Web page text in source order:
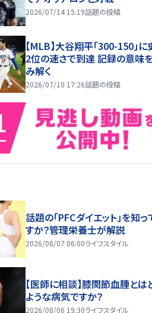
2026/07/14 15:19話題の投稿
【MLB】大谷翔平「300-150」に
2位の速さで到達 記録の意味
み解く
2026/07/10 17:26話題の投稿
話題の「PFCダイエット」を知っ
すか？管理栄養士が解説
2026/08/07 06:00ライフスタイル
【医師に相談】膝関節血腫とは
ような病気ですか？
2026/08/06 19:30ライフスタイル